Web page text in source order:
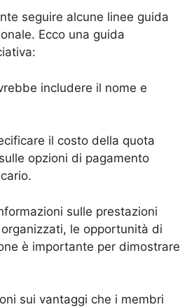
seguire alcune linee guida
Ecco una guida
includere il nome e
il costo della quota
opzioni di pagamento
sulle prestazioni
le opportunità di
è importante per dimostrare
sui vantaggi che i membri